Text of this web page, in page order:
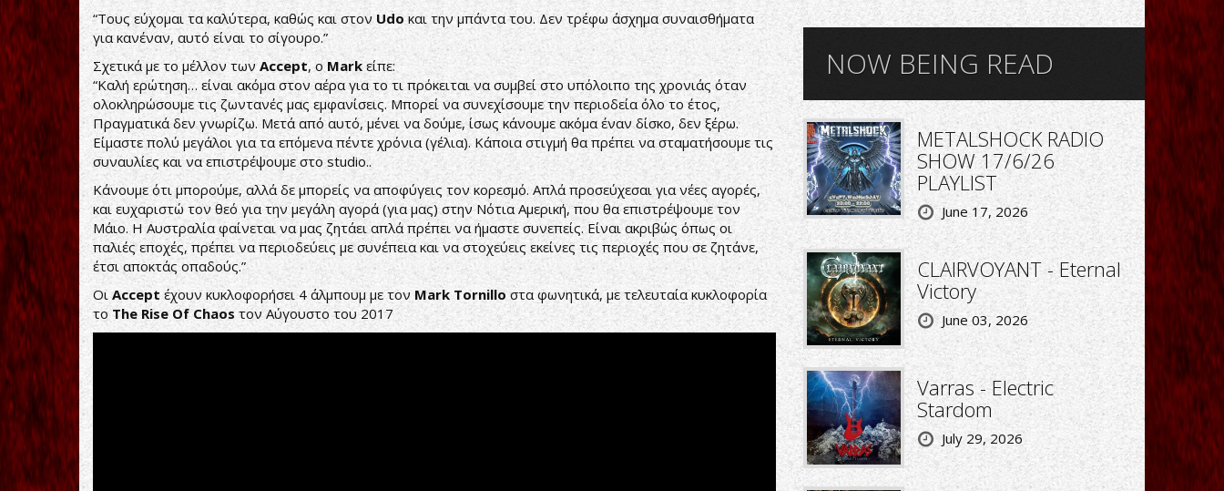
“Τους εύχομαι τα καλύτερα, καθώς και στον Udo και την μπάντα του. Δεν τρέφω άσχημα συναισθήματα
για κανέναν, αυτό είναι το σίγουρο.”
Σχετικά με το μέλλον τωνAccept, ο Mark είπε:
“Καλή ερώτηση… είναι ακόμα στον αέρα για το τι πρόκειται να συμβεί στο υπόλοιπο της χρονιάς όταν
ολοκληρώσουμε τις ζωντανές μας εμφανίσεις. Μπορεί να συνεχίσουμε την περιοδεία όλο το έτος,
Πραγματικά δεν γνωρίζω. Μετά από αυτό, μένει να δούμε, ίσως κάνουμε ακόμα έναν δίσκο, δεν ξέρω.
Είμαστε πολύ μεγάλοι για τα επόμενα πέντε χρόνια (γέλια). Κάποια στιγμή θα πρέπει να σταματήσουμε τις
συναυλίες και να επιστρέψουμε στο studio..
Κάνουμε ότι μπορούμε, αλλά δε μπορείς να αποφύγεις τον κορεσμό. Απλά προσεύχεσαι για νέες αγορές,
και ευχαριστώ τον θεό για την μεγάλη αγορά (για μας) στην Νότια Αμερική, που θα επιστρέψουμε τον
Μάιο. Η Αυστραλία φαίνεται να μας ζητάει απλά πρέπει να ήμαστε συνεπείς. Είναι ακριβώς όπως οι
παλιές εποχές, πρέπει να περιοδεύεις με συνέπεια και να στοχεύεις εκείνες τις περιοχές που σε ζητάνε,
έτσι αποκτάς οπαδούς.”
Οι Accept έχουν κυκλοφορήσει 4 άλμπουμ με τονMark Tornilloστα φωνητικά, με τελευταία κυκλοφορία
το The Rise OfChaosτον Αύγουστο του 2017
NOW BEING READ
METALSHOCK RADIO
SHOW 17/6/26
PLAYLIST
June 17, 2026
CLAIRVOYANT - Eternal
Victory
June 03, 2026
Varras - Electric
Stardom
July 29, 2026